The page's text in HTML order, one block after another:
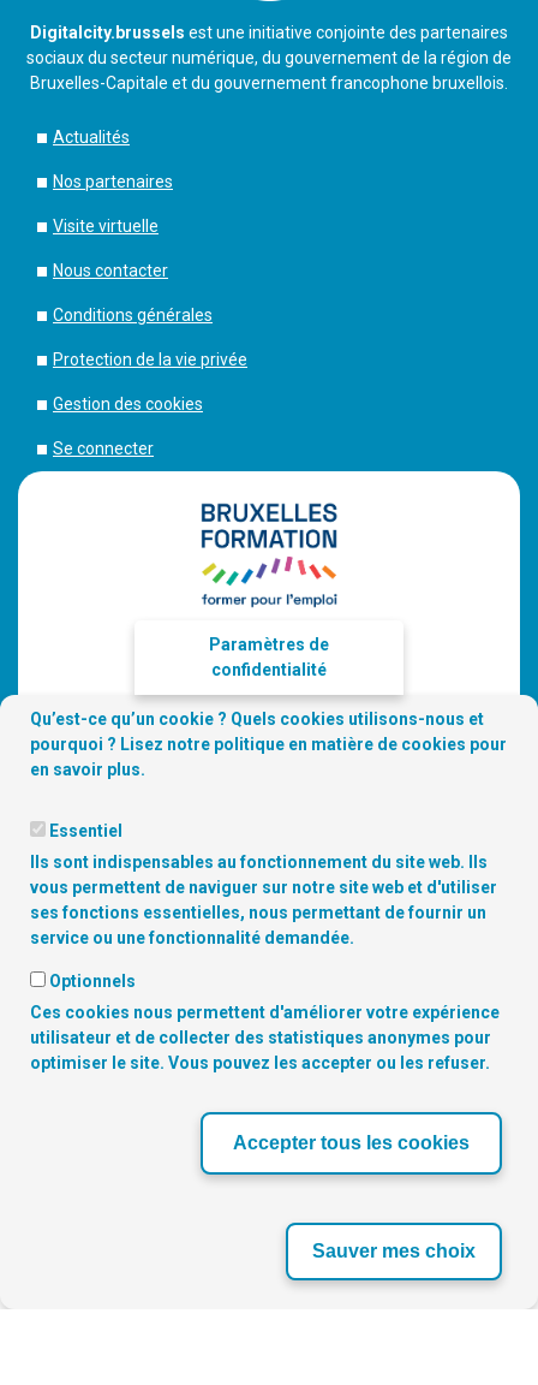
Digitalcity.brussels est une initiative conjointe des partenaires
sociaux du secteur numérique, du gouvernement de la région de
Bruxelles-Capitale et du gouvernement francophone bruxellois.
Actualités
Nos partenaires
Visite virtuelle
Nous contacter
Conditions générales
Protection de la vie privée
Gestion des cookies
Se connecter
Copyright© 2026 Digitalcity.brussels | Trouvez-nous sur les
réseaux sociaux:
NOS PARTENAIRES
Paramètres de
confidentialité
Qu’est-ce qu’un cookie ? Quels cookies utilisons-nous et
pourquoi ? Lisez notre politique en matière de cookies pour
en savoir plus.
Essentiel
Ils sont indispensables au fonctionnement du site web. Ils
vous permettent de naviguer sur notre site web et d'utiliser
ses fonctions essentielles, nous permettant de fournir un
service ou une fonctionnalité demandée.
Optionnels
Ces cookies nous permettent d'améliorer votre expérience
utilisateur et de collecter des statistiques anonymes pour
optimiser le site. Vous pouvez les accepter ou les refuser.
Accepter tous les cookies
Sauver mes choix